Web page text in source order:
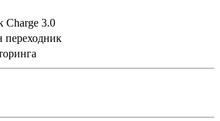
Charge 3.0
переходник